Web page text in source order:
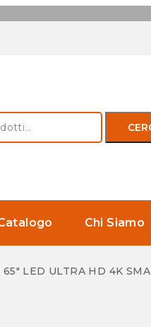
Chi Siamo
65″ LED ULTRA HD 4K